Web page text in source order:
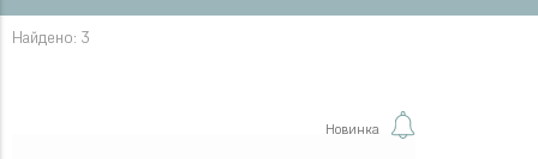
Найдено: 3
Новинка